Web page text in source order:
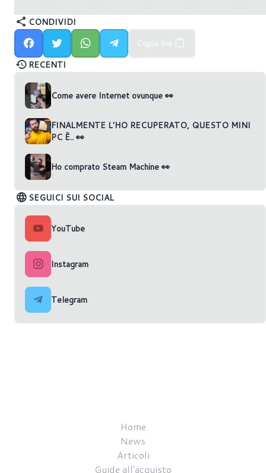
CONDIVIDI
RECENTI
Come avere Internet ovunque 👀
FINALMENTE L'HO RECUPERATO, QUESTO MINI
PC È.. 👀
Ho comprato Steam Machine 👀
SEGUICI SUI SOCIAL
YouTube
Instagram
Telegram
Home
News
Articoli
Guide all'acquisto